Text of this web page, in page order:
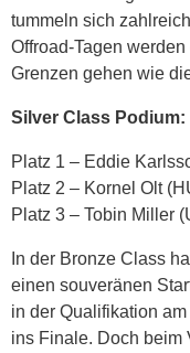
tummeln sich
Offroad-Tagen
Grenzen gehen wie
Silver Class Podium:
Platz 1 – Eddie
Platz 2 – Kornel Olt
Platz 3 – Tobin Miller
In der Bronze Class
einen souveränen
in der Qualifikation
ins Finale. Doch beim